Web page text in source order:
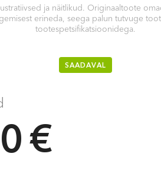
ja näitlikud. Originaaltoote
erineda, seega palun tutvuge
tootespetsifikatsioonidega.
SAADAVAL
€